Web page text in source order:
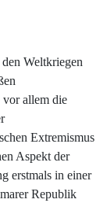
Weltkriegen
vor allem die
Extremismus
Aspekt der
erstmals in einer
Republik